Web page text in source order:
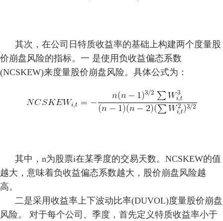
其次，在公司日特质收益率的基础上构建两个度量股
价崩盘风险的指标。一 是使用负收益偏态系数
(NCSKEW)来度量股价崩盘风险。具体公式为：
其中，n为股票i在某季度的交易天数。NCSKEW的值
越大，意味着负收益偏态系数越大，股价崩盘风险越
高。
二是采用收益率上下波动比率(DUVOL)度量股价崩盘
风险。 对于每个公司、季度，首先定义特质收益率小于